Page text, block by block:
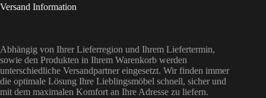
Versand Information
Abhängig von Ihrer Lieferregion und Ihrem Liefertermin,
sowie den Produkten in Ihrem Warenkorb werden
unterschiedliche Versandpartner eingesetzt. Wir finden immer
die optimale Lösung Ihre Lieblingsmöbel schnell, sicher und
mit dem maximalen Komfort an Ihre Adresse zu liefern.